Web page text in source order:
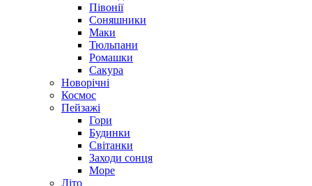
Півонії
Соняшники
Маки
Тюльпани
Ромашки
Сакура
Новорічні
Космос
Пейзажі
Гори
Будинки
Світанки
Заходи сонця
Море
Літо